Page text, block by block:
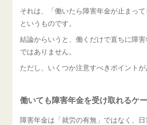
それは、「働いたら障害年金が止まって
というものです。
結論からいうと、働くだけで直ちに障
ではありません。
ただし、いくつか注意すべきポイントが
働いても障害年金を受け取れるケ
障害年金は「就労の有無」ではなく、